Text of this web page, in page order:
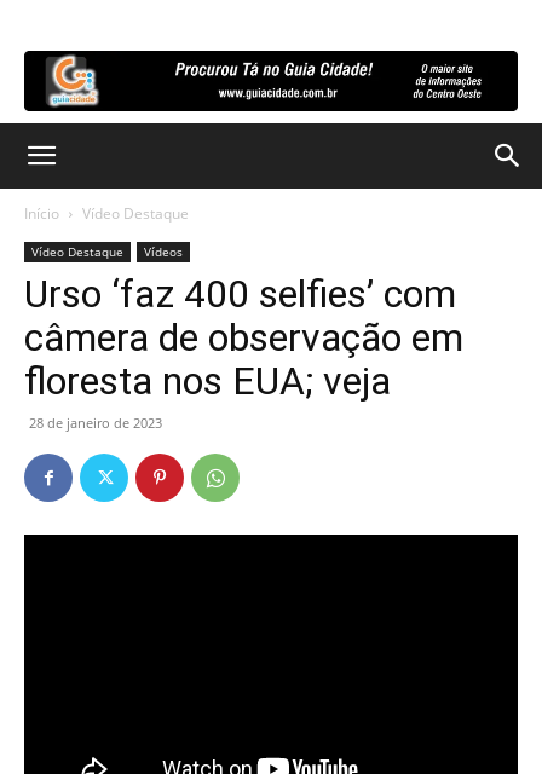
Início Vídeo Destaque
Vídeo Destaque Vídeos
Urso ‘faz 400 selfies’ com
câmera de observação em
floresta nos EUA; veja
28 de janeiro de 2023